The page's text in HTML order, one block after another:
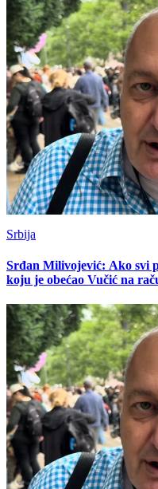
Srbija
Srđan Milivojević: Ako svi
koju je obećao Vučić na